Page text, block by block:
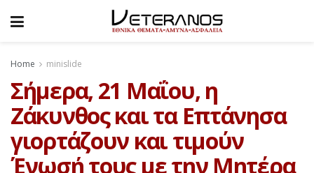
Home minislide
Σήμερα, 21 Μαΐου, η
Ζάκυνθος και τα Επτάνησα
γιορτάζουν και τιμούν
Ένωσή τους με την Μητέρα